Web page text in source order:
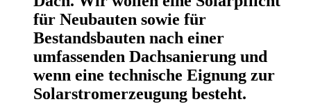
für Neubauten sowie für
Bestandsbauten nach einer
umfassenden Dachsanierung und
wenn eine technische Eignung zur
Solarstromerzeugung besteht.